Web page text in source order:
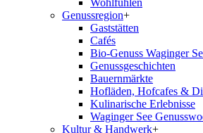
Wohlfühlen
Genussregion+
Gaststätten
Cafés
Bio-Genuss Waginger
Genussgeschichten
Bauernmärkte
Hofläden, Hofcafes &
Kulinarische Erlebnisse
Waginger See
Kultur & Handwerk+